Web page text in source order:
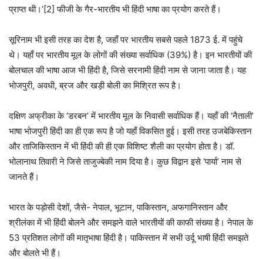
प्राप्त थी।’[2] फीजी के गैर-भारतीय भी हिंदी भाषा का प्रयोग करते हैं।
सूरिनाम भी इसी तरह का देश है, जहाँ पर भारतीय सबसे पहले 1873 ई. में पहुंचे
थे। यहाँ पर भारतीय मूल के लोगों की संख्या सर्वाधिक (39%) है। इन भारतीयों की
बोलचाल की भाषा आज भी हिंदी है, जिसे सरनामी हिंदी नाम से जाना जाता है। यह
भोजपुरी, अवधी, ब्रज और खड़ी बोली का मिश्रित रूप है।
दक्षिण अफ्रीका के ‘डरबन’ में भारतीय मूल के निवासी सर्वाधिक हैं। यहाँ की ‘नैताली’
भाषा भोजपुरी हिंदी का ही एक रूप है जो यहाँ विकसित हुई। इसी तरह उजबेकिस्तान
और ताजिकिस्तान में भी हिंदी की ही एक विशिष्ट शैली का प्रयोग होता है। डॉ.
भोलानाथ तिवारी ने जिसे ताजुज्बेकी नाम दिया है। कुछ विद्वान इसे ‘पार्या’ नाम से
जानते हैं।
भारत के पड़ोसी देशों, जैसे- नेपाल, भूटान, पाकिस्तान, अफगानिस्तान और
श्रीलंका में भी हिंदी बोलने और समझने वाले भारतीयों की काफी संख्या है। नेपाल के
53 प्रतिशत लोगों की मातृभाषा हिंदी है। पाकिस्तान में सभी उर्दू भाषी हिंदी समझते
और बोलते भी हैं।